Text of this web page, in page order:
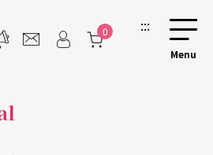
0 :::